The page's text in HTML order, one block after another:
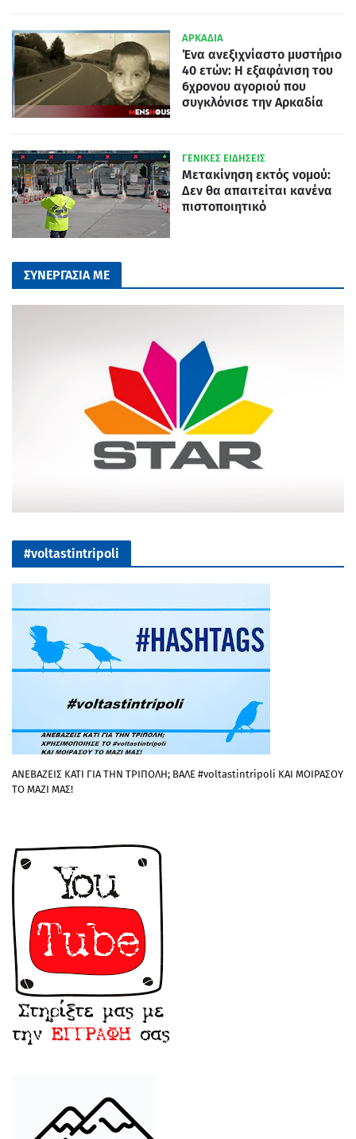
ΑΡΚΑΔΙΑ
Ένα ανεξιχνίαστο μυστήριο
40 ετών: Η εξαφάνιση του
6χρονου αγοριού που
συγκλόνισε την Αρκαδία
ΓΕΝΙΚΕΣ ΕΙΔΗΣΕΙΣ
Μετακίνηση εκτός νομού:
Δεν θα απαιτείται κανένα
πιστοποιητικό
ΣΥΝΕΡΓΑΣΙΑ ΜΕ
#voltastintripoli
ΑΝΕΒΑΖΕΙΣ ΚΑΤΙ ΓΙΑ ΤΗΝ ΤΡΙΠΟΛΗ; ΒΑΛΕ #voltastintripoli ΚΑΙ ΜΟΙΡΑΣΟΥ
ΤΟ ΜΑΖΙ ΜΑΣ!